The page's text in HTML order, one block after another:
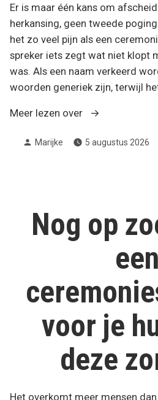
Er is maar één kans om
herkansing, geen tweede
het zo veel pijn als een
spreker iets zegt wat niet klopt
was. Als een naam verkeerd
woorden generiek zijn, terwijl
Meer lezen over
“Een
dat
persoonlijke
betekent”
Geplaatst
Marijke 5 augustus 2026
Nog op
een
voor je
deze
Het overkomt meer mensen